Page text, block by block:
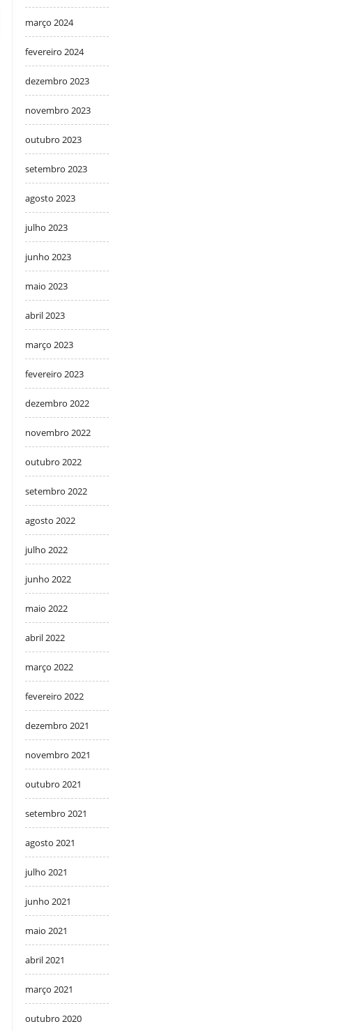
março 2024
fevereiro 2024
dezembro 2023
novembro 2023
outubro 2023
setembro 2023
agosto 2023
julho 2023
junho 2023
maio 2023
abril 2023
março 2023
fevereiro 2023
dezembro 2022
novembro 2022
outubro 2022
setembro 2022
agosto 2022
julho 2022
junho 2022
maio 2022
abril 2022
março 2022
fevereiro 2022
dezembro 2021
novembro 2021
outubro 2021
setembro 2021
agosto 2021
julho 2021
junho 2021
maio 2021
abril 2021
março 2021
outubro 2020